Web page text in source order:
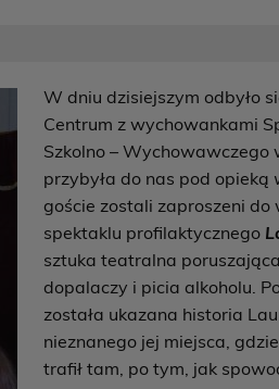
W dniu dzisiejszym odbyło
Centrum z wychowankami
Szkolno – Wychowawczego
przybyła do nas pod opieką
goście zostali zaproszeni do
spektaklu profilaktycznego
sztuka teatralna
dopalaczy i picia alkoholu.
została ukazana historia
nieznanego jej miejsca,
trafił tam, po tym, jak